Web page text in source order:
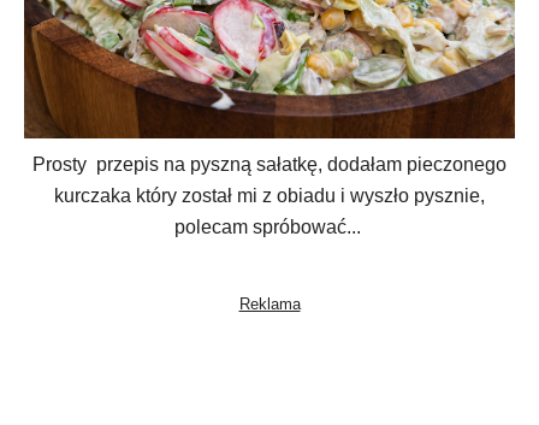
Prosty przepis na pyszną sałatkę, dodałam pieczonego
kurczaka który został mi z obiadu i wyszło pysznie,
polecam spróbować...